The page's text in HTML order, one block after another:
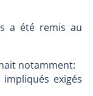
a été remis au
notamment:
exigés